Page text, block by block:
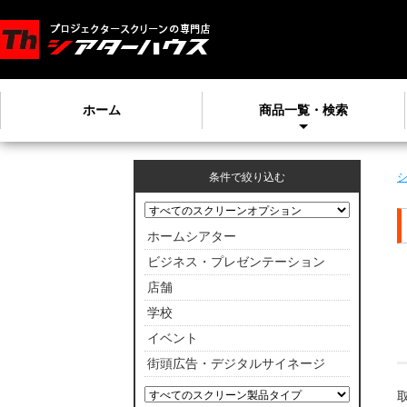
ホーム 商品一覧・検索
条件で絞り込む
ホームシアター
ビジネス・プレゼンテーション
店舗
学校
イベント
街頭広告・デジタルサイネージ